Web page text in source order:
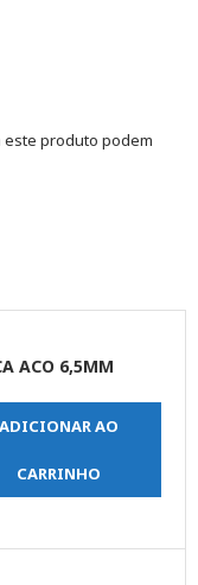
este produto podem
ACO 6,5MM
ADICIONAR AO
CARRINHO